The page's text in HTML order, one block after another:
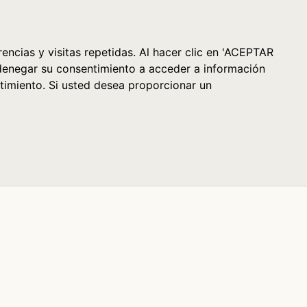
y visitas repetidas. Al hacer clic en 'ACEPTAR
su consentimiento a acceder a información
Si usted desea proporcionar un